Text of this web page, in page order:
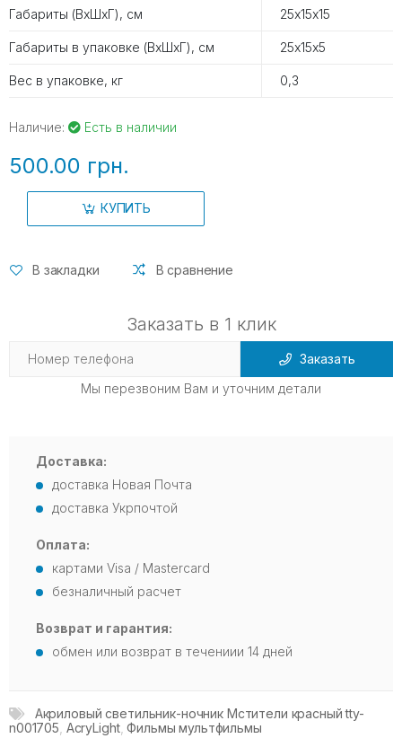
Габариты (ВхШхГ), см 25х15х15
Габариты в упаковке (ВхШхГ), см 25х15х5
Вес в упаковке, кг 0,3
Наличие: Есть в наличии
500.00 грн.
КУПИТЬ
В закладки В сравнение
Заказать в 1 клик
Заказать
Мы перезвоним Вам и уточним детали
Доставка:
доставка Новая Почта
доставка Укрпочтой
Оплата:
картами Visa / Mastercard
безналичный расчет
Возврат и гарантия:
обмен или возврат в течениии 14 дней
Акриловый светильник-ночник Мстители красный tty-
n001705 AcryLight,Фильмы мультфильмы